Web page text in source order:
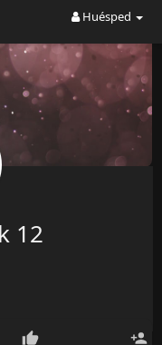
Huésped
12